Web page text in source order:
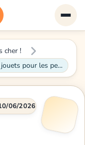
cher !
L’univers Marvel chez Disney : quels jouets pour les petits super-héros ?
06/2026